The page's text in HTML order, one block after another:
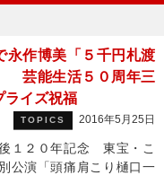
永作博美「５千円札渡
芸能生活５０周年三
ライズ祝福
TOPICS 2016年5月25日
１２０年記念 東宝・こ
公演「頭痛肩こり樋口一